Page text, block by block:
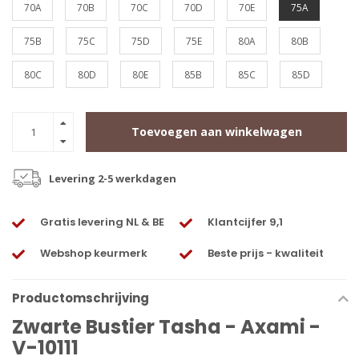
70A 70B 70C 70D 70E 75A
75B 75C 75D 75E 80A 80B
80C 80D 80E 85B 85C 85D
Toevoegen aan winkelwagen
Levering 2-5 werkdagen
Gratis levering NL & BE Klantcijfer 9,1
Webshop keurmerk Beste prijs - kwaliteit
Productomschrijving
Zwarte Bustier Tasha - Axami -
V-10111